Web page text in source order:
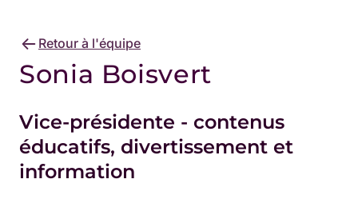
Retour à l'équipe
Sonia Boisvert
Vice-présidente - contenus
éducatifs, divertissement et
information